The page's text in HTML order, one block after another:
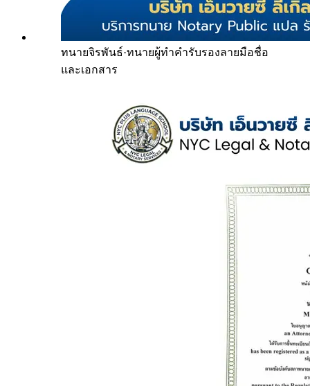
ทนายจิรพันธ์·ทนายผู้ทำคำรับรองลายมือชื่อ
และเอกสาร